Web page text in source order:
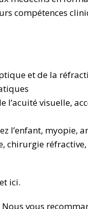
compétences
et de la
l’acuité visuelle,
l’enfant, myopie,
chirurgie
ici.
vous